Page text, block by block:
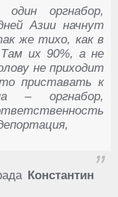
оргнабор,
Азии начнут
же тихо, как в
Там их 90%, а не
не приходит
приставать к
– оргнабор,
Константин